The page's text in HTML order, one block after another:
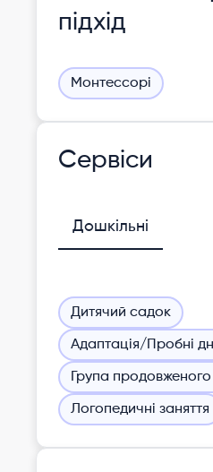
підхід
Монтессорі
Сервіси
Дошкільні
Дитячий садок
Адаптація/Пробні
Група
Логопедичні заняття